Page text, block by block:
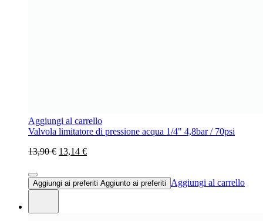
Aggiungi al carrello
Valvola limitatore di pressione acqua 1/4" 4,8bar / 70psi
13,90 € 13,14 €
Aggiungi ai preferiti Aggiunto ai preferiti Aggiungi al carrello